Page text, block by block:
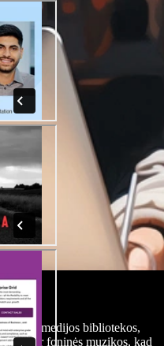
medijos bibliotekos,
ir foninės muzikos, kad